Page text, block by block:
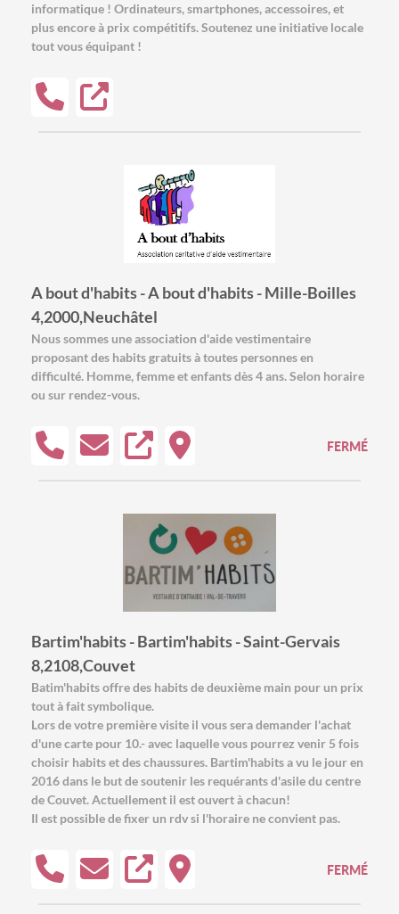
informatique ! Ordinateurs, smartphones, accessoires, et
plus encore à prix compétitifs. Soutenez une initiative locale
tout vous équipant !
A bout d'habits - A bout d'habits - Mille-Boilles
4,2000,Neuchâtel
Nous sommes une association d'aide vestimentaire
proposant des habits gratuits à toutes personnes en
difficulté. Homme, femme et enfants dès 4 ans. Selon horaire
ou sur rendez-vous.
FERMÉ
Bartim'habits - Bartim'habits - Saint-Gervais
8,2108,Couvet
Batim'habits offre des habits de deuxième main pour un prix
tout à fait symbolique.
Lors de votre première visite il vous sera demander l'achat
d'une carte pour 10.- avec laquelle vous pourrez venir 5 fois
choisir habits et des chaussures. Bartim'habits a vu le jour en
2016 dans le but de soutenir les requérants d'asile du centre
de Couvet. Actuellement il est ouvert à chacun!
Il est possible de fixer un rdv si l'horaire ne convient pas.
FERMÉ